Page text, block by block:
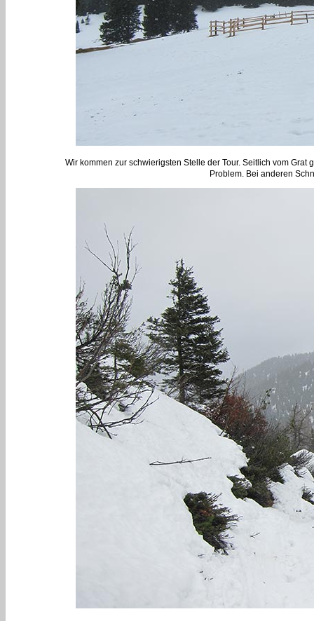
Wir kommen zur schwierigsten Stelle der Tour. Seitlich vom
Problem. Bei anderen